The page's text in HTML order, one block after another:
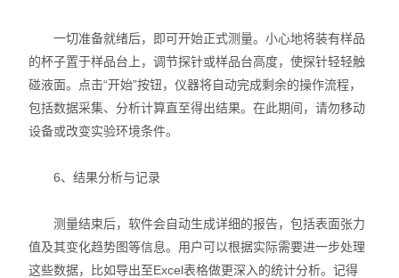
一切准备就绪后，即可开始正式测量。小心地将装有样品
的杯子置于样品台上，调节探针或样品台高度，使探针轻轻触
碰液面。点击“开始”按钮，仪器将自动完成剩余的操作流程，
包括数据采集、分析计算直至得出结果。在此期间，请勿移动
设备或改变实验环境条件。
6、结果分析与记录
测量结束后，软件会自动生成详细的报告，包括表面张力
值及其变化趋势图等信息。用户可以根据实际需要进一步处理
这些数据，比如导出至Excel表格做更深入的统计分析。记得